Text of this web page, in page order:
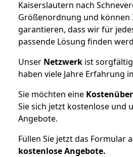
Kaiserslautern nach
Größenordnung und können
garantieren, dass wir für
passende Lösung finden
Unser Netzwerk ist
haben viele Jahre Erfahrung
Sie möchten eine
Sie sich jetzt kostenlose und
Angebote.
Füllen Sie jetzt das Formular
kostenloseAngebote.